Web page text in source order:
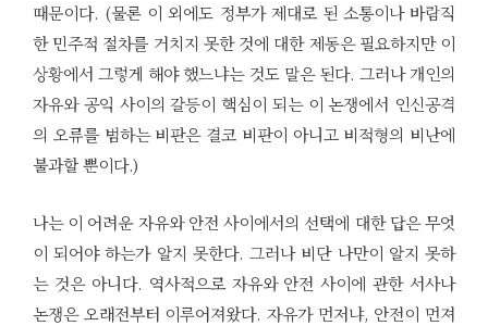
때문이다. (물론 이 외에도 정부가 제대로 된 소통이나 바람직
한 민주적 절차를 거치지 못한 것에 대한 제동은 필요하지만 이
상황에서 그렇게 해야 했느냐는 것도 말은 된다. 그러나 개인의
자유와 공익 사이의 갈등이 핵심이 되는 이 논쟁에서 인신공격
의 오류를 범하는 비판은 결코 비판이 아니고 비적형의 비난에
불과할 뿐이다.)
나는 이 어려운 자유와 안전 사이에서의 선택에 대한 답은 무엇
이 되어야 하는가 알지 못한다. 그러나 비단 나만이 알지 못하
는 것은 아니다. 역사적으로 자유와 안전 사이에 관한 서사나
논쟁은 오래전부터 이루어져왔다. 자유가 먼저냐, 안전이 먼져